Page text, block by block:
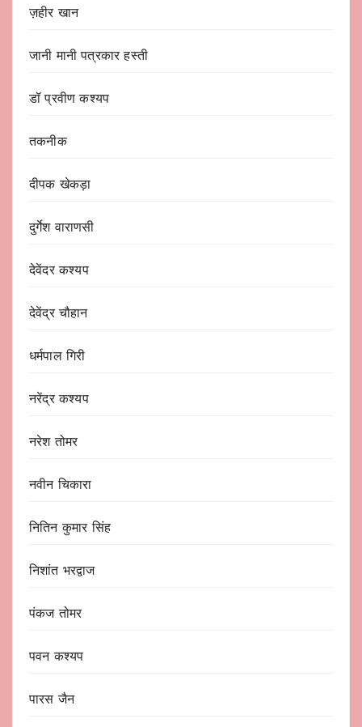
ज़हीर खान
जानी मानी पत्रकार हस्ती
डॉ प्रवीण कश्यप
तकनीक
दीपक खेकड़ा
दुर्गेश वाराणसी
देवेंदर कश्यप
देवेंद्र चौहान
धर्मपाल गिरी
नरेंद्र कश्यप
नरेश तोमर
नवीन चिकारा
नितिन कुमार सिंह
निशांत भरद्वाज
पंकज तोमर
पवन कश्यप
पारस जैन